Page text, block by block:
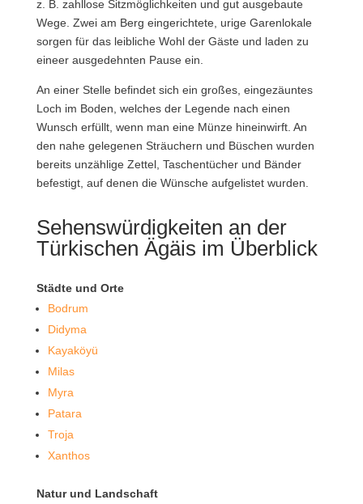
z. B. zahllose Sitzmöglichkeiten und gut ausgebaute
Wege. Zwei am Berg eingerichtete, urige Garenlokale
sorgen für das leibliche Wohl der Gäste und laden zu
eineer ausgedehnten Pause ein.
An einer Stelle befindet sich ein großes, eingezäuntes
Loch im Boden, welches der Legende nach einen
Wunsch erfüllt, wenn man eine Münze hineinwirft. An
den nahe gelegenen Sträuchern und Büschen wurden
bereits unzählige Zettel, Taschentücher und Bänder
befestigt, auf denen die Wünsche aufgelistet wurden.
Sehenswürdigkeiten an der
Türkischen Ägäis im Überblick
Städte und Orte
Bodrum
Didyma
Kayaköyü
Milas
Myra
Patara
Troja
Xanthos
Natur und Landschaft